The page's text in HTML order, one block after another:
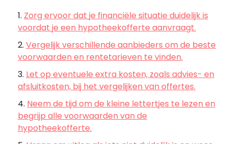
Zorg ervoor dat je financiële situatie duidelijk is
voordat je een hypotheekofferte aanvraagt.
Vergelijk verschillende aanbieders om de beste
voorwaarden en rentetarieven te vinden.
Let op eventuele extra kosten, zoals advies- en
afsluitkosten, bij het vergelijken van offertes.
Neem de tijd om de kleine lettertjes te lezen en
begrijp alle voorwaarden van de
hypotheekofferte.